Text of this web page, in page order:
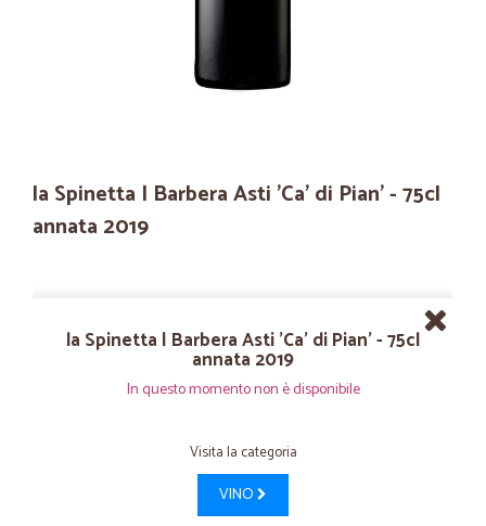
la Spinetta | Barbera Asti 'Ca' di Pian' - 75cl
annata 2019
la Spinetta | Barbera Asti 'Ca' di Pian' - 75cl
annata 2019
In questo momento non è disponibile
Visita la categoria
VINO